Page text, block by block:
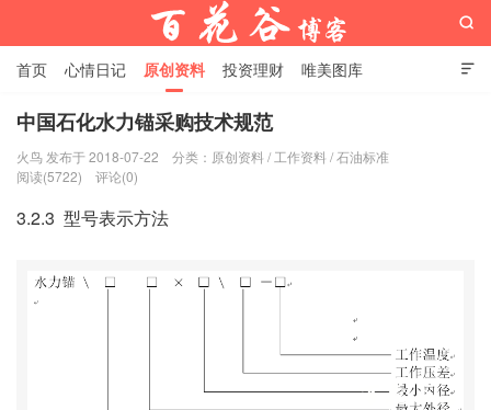

首页 心情日记 原创资料 投资理财 唯美图库
影音视频 工作照片 Python代码

中国石化水力锚采购技术规范
火鸟 发布于 2018-07-22 分类： 原创资料 / 工作资料 /石油标准
阅读(5722)
评论(0)
3.2.3 型号表示方法